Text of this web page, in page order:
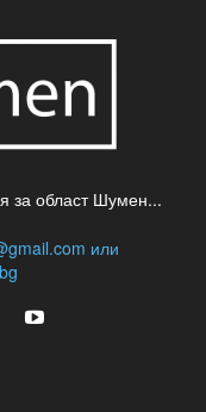
за област Шумен...
или